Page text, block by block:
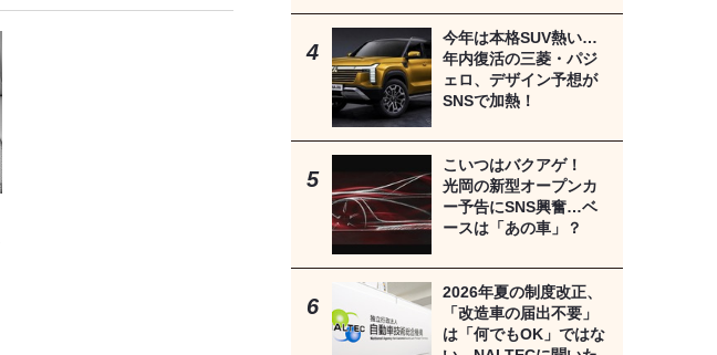
今年は本格SUV熱い…
年内復活の三菱・パジ
ェロ、デザイン予想が
SNSで加熱！
こいつはバクアゲ！
光岡の新型オープンカ
ー予告にSNS興奮…ベ
ースは「あの車」？
2026年夏の制度改正、
「改造車の届出不要」
は「何でもOK」ではな